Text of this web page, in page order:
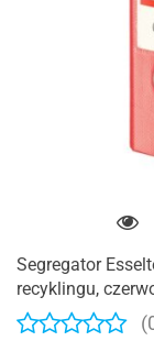
Segregator
recyklingu,